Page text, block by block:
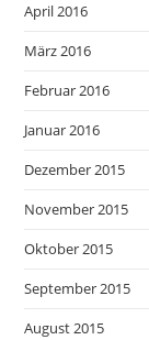
April 2016
März 2016
Februar 2016
Januar 2016
Dezember 2015
November 2015
Oktober 2015
September 2015
August 2015